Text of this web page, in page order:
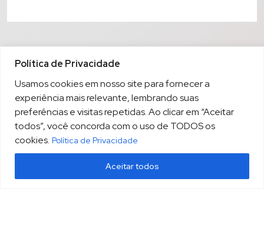
Política de Privacidade
Usamos cookies em nosso site para fornecer a
experiência mais relevante, lembrando suas
preferências e visitas repetidas. Ao clicar em “Aceitar
todos”, você concorda com o uso de TODOS os
cookies. Política de Privacidade
Aceitar todos